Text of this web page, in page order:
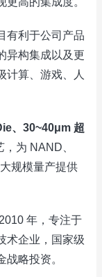
有利于公司产品
异构集成以及更
计算、游戏、人
、30~40μm 超
为 NAND、
规模量产提供
年，专注于
术企业，国家级
略投资。